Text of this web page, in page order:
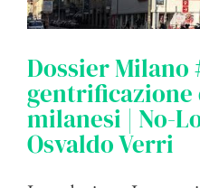
Dossier Milano
milanesi | No-
Osvaldo Verri